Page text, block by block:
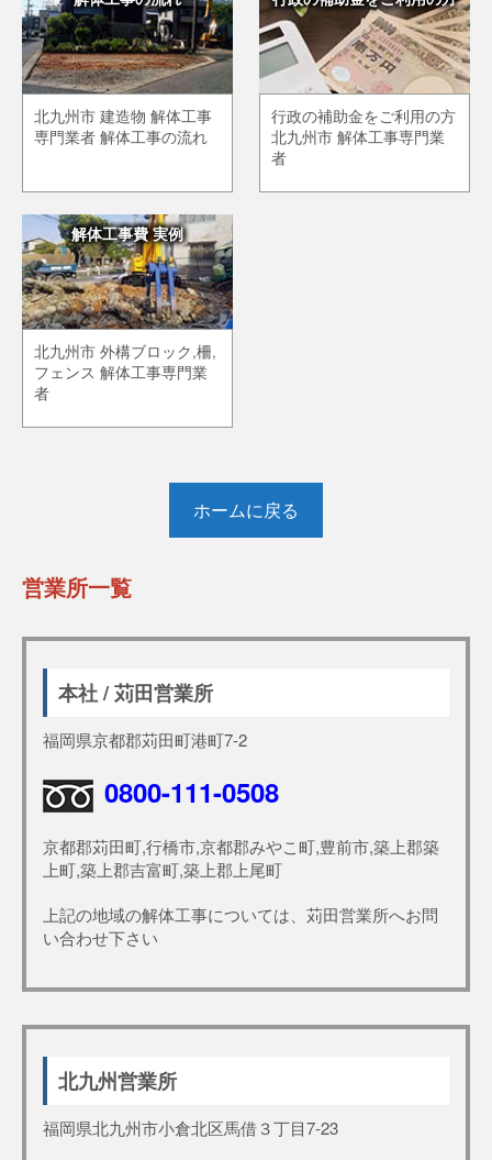
北九州市 建造物 解体工事
専門業者 解体工事の流れ
行政の補助金をご利用の方
北九州市 解体工事専門業
者
解体工事費 実例
北九州市 外構ブロック,柵,
フェンス 解体工事専門業
者
ホームに戻る
営業所一覧
本社 / 苅田営業所
福岡県京都郡苅田町港町7-2
0800-111-0508
京都郡苅田町,行橋市,京都郡みやこ町,豊前市,築上郡築
上町,築上郡吉富町,築上郡上尾町
上記の地域の解体工事については、苅田営業所へお問
い合わせ下さい
北九州営業所
福岡県北九州市小倉北区馬借３丁目7-23